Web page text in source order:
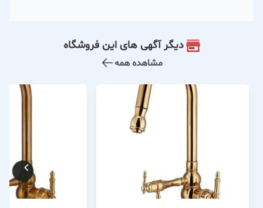
دیگر آگهی های این فروشگاه
مشاهده همه